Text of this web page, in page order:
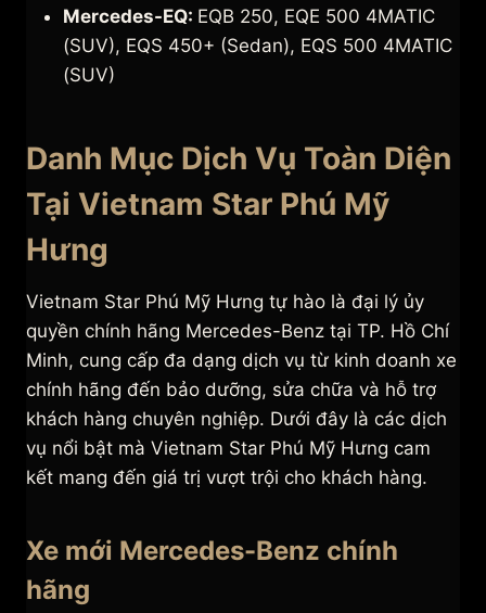
Mercedes-EQ: EQB 250, EQE 500 4MATIC
(SUV), EQS 450+ (Sedan), EQS 500 4MATIC
(SUV)
Danh Mục Dịch Vụ Toàn Diện
Tại Vietnam Star Phú Mỹ
Hưng
Vietnam Star Phú Mỹ Hưng tự hào là đại lý ủy
quyền chính hãng Mercedes-Benz tại TP. Hồ Chí
Minh, cung cấp đa dạng dịch vụ từ kinh doanh xe
chính hãng đến bảo dưỡng, sửa chữa và hỗ trợ
khách hàng chuyên nghiệp. Dưới đây là các dịch
vụ nổi bật mà Vietnam Star Phú Mỹ Hưng cam
kết mang đến giá trị vượt trội cho khách hàng.
Xe mới Mercedes-Benz chính
hãng